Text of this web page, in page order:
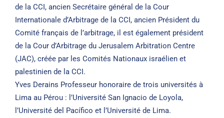
de la CCI, ancien Secrétaire général de la Cour
Internationale d’Arbitrage de la CCI, ancien Président du
Comité français de l’arbitrage, il est également président
de la Cour d’Arbitrage du Jerusalem Arbitration Centre
(JAC), créée par les Comités Nationaux israélien et
palestinien de la CCI.
Yves Derains Professeur honoraire de trois universités à
Lima au Pérou : l’Université San Ignacio de Loyola,
l’Université del Pacífico et l’Université de Lima.